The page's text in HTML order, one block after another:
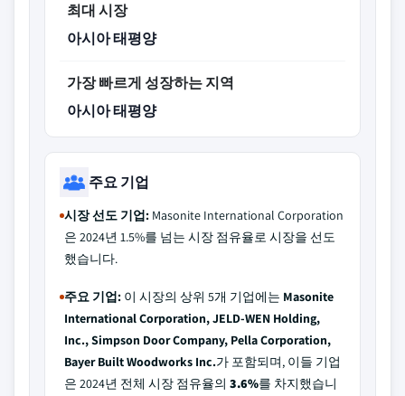
최대 시장
아시아 태평양
가장 빠르게 성장하는 지역
아시아 태평양
주요 기업
시장 선도 기업: Masonite International Corporation
은 2024년 1.5%를 넘는 시장 점유율로 시장을 선도
했습니다.
주요 기업: 이 시장의 상위 5개 기업에는 Masonite
International Corporation, JELD-WEN Holding,
Inc., Simpson Door Company, Pella Corporation,
Bayer Built Woodworks Inc.가 포함되며, 이들 기업
은 2024년 전체 시장 점유율의 3.6%를 차지했습니